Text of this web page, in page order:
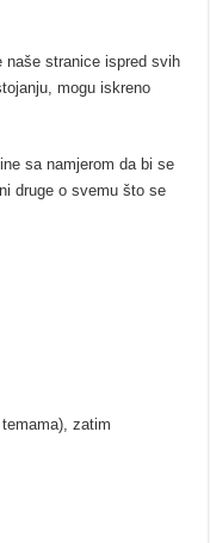
naše stranice ispred svih
mogu iskreno
sa namjerom da bi se
druge o svemu što se
zatim